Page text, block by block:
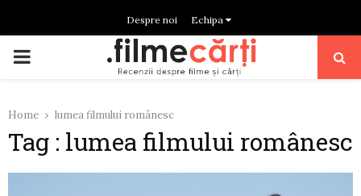
Despre noi Echipa
PRIMARY
Home lumea filmului românesc
Tag : lumea filmului românesc